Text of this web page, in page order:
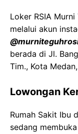
Loker RSIA
melalui akun
berada di Jl.
Tim., Kota
Lowongan
Rumah Sakit Ibu
sedang